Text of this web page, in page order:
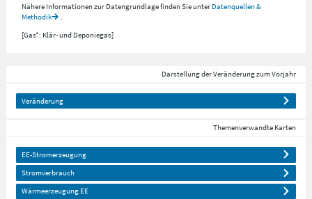
Nähere Informationen zur Datengrundlage finden Sie unter Datenquellen &
Methodik
.
[Gas*: Klär- und Deponiegas]
Darstellung der Veränderung zum Vorjahr
Veränderung
Themenverwandte Karten
EE-Stromerzeugung
Stromverbrauch
Wärmeerzeugung EE